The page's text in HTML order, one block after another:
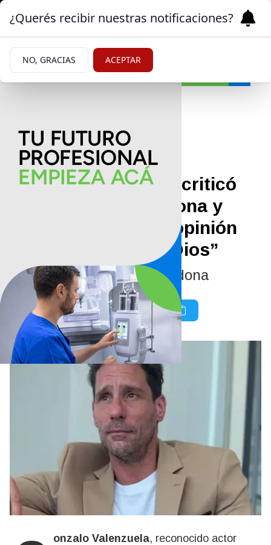
Farándula
DEBATE | 04/05/2025
Gonzalo Valenzuela criticó
duramente a Maradona y
reveló su durísima opinión
sobre “la mano de Dios”
Valenzuela critica a Maradona
Gonzalo Valenzuela, reconocido actor
¿Querés recibir nuestras notificaciones?
NO, GRACIAS ACEPTAR